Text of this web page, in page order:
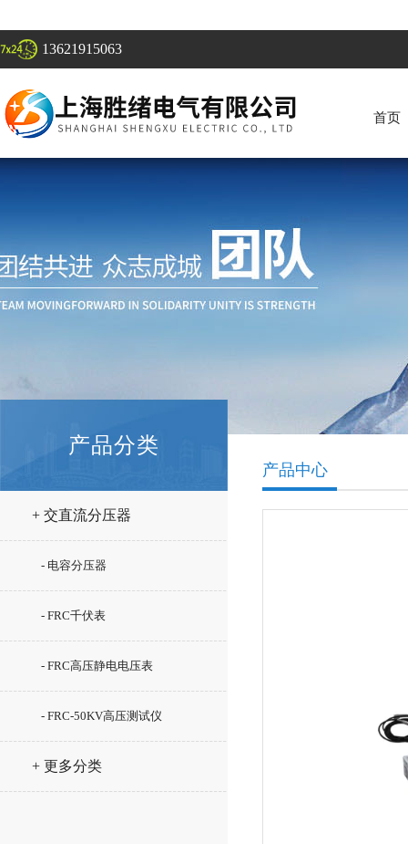
13621915063
首页
产品分类
+ 交直流分压器
- 电容分压器
- FRC千伏表
- FRC高压静电电压表
- FRC-50KV高压测试仪
+ 更多分类
产品中心